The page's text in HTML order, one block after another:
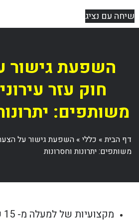
שיחה עם נציג
השפעת גישור
חוק עזר
משותפים:
דף הבית» כללי» השפעת גישור על הצעת
משותפים: יתרונות וחסרונות
מקצועיות של למעלה מ- 15 שנה.